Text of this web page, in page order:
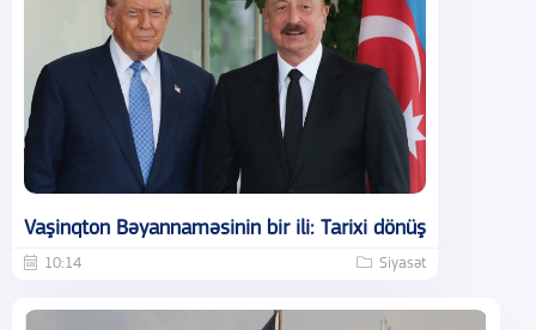
Vaşinqton Bəyannaməsinin bir ili: Tarixi dönüş
10:14 Siyasət